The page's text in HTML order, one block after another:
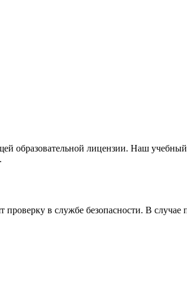
образовательной лицензии. Наш
в службе безопасности. В